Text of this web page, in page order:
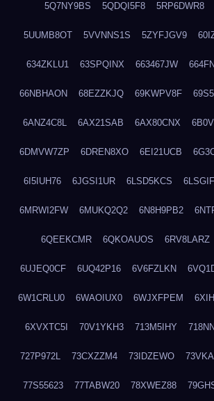
5Q7NY9BS 5QDQI5F8 5RP6DWR8
5UUMB8OT 5VVNNS1S 5ZYFJGV9
634ZKLU1 63SPQINX 663467JW
66NBHAON 68EZZKJQ 69KWPV8F
6ANZ4C8L 6AX21SAB 6AX80CNX
6DMVW7ZP 6DREN8XO 6EI21UCB
6I5IUH76 6JGSI1UR 6LSD5KCS
6MRWI2FW 6MUKQ2Q2 6N8H9PB2
6QEEKCMR 6QKOAUOS 6RV8LARZ
6UJEQ0CF 6UQ42P16 6V6FZLKN
6W1CRLU0 6WAOIUX0 6WJXFPEM
6XVXTC5I 70V1YKH3 713M5IHY
727P972L 73CXZZM4 73IDZEWO
77S55623 77TABW20 78XWEZ88